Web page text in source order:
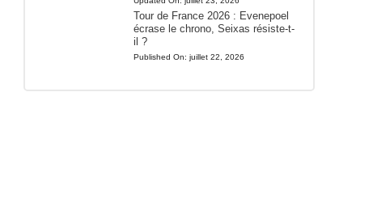
Tour de France 2026 : Evenepoel
écrase le chrono, Seixas résiste-t-
il ?
Published On: juillet 22, 2026